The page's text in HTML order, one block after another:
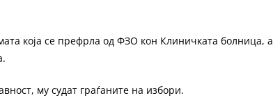
која се префрла од ФЗО кон Клиничката болница, а
му судат граѓаните на избори.